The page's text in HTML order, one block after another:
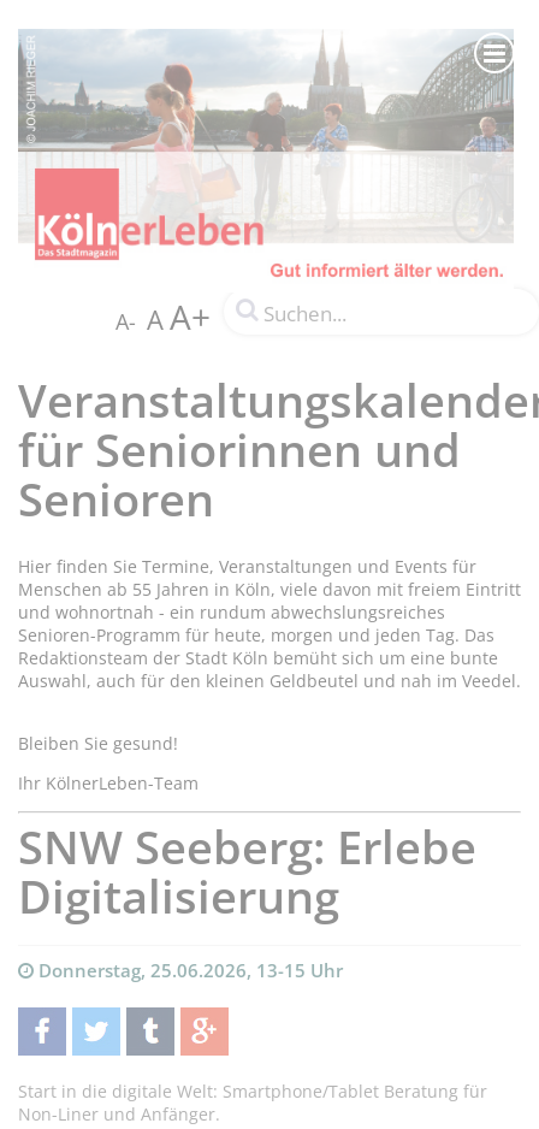
A- AA+
für Seniorinnen und
Senioren
Hier finden Sie Termine, Veranstaltungen und Events für
Menschen ab 55 Jahren in Köln, viele davon mit freiem Eintritt
und wohnortnah - ein rundum abwechslungsreiches
Senioren-Programm für heute, morgen und jeden Tag. Das
Redaktionsteam der Stadt Köln bemüht sich um eine bunte
Auswahl, auch für den kleinen Geldbeutel und nah im Veedel.
Bleiben Sie gesund!
Ihr KölnerLeben-Team
SNW Seeberg: Erlebe
Digitalisierung
Donnerstag, 25.06.2026, 13-15 Uhr
teilentwittern teilen teilen
Start in die digitale Welt: Smartphone/Tablet Beratung für
Non-Liner und Anfänger.